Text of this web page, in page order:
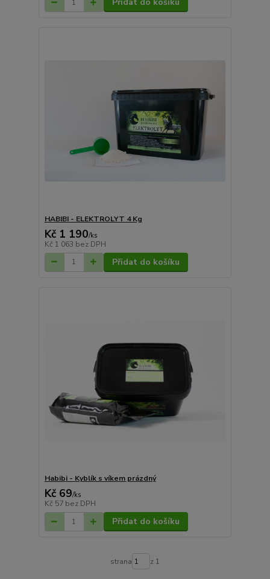
HABIBI - ELEKTROLYT 4 Kg
Kč 1 190/ks
Kč 1 063 bez DPH
Přidat do košíku
Habibi - Kyblík s víkem prázdný
Kč 69/ks
Kč 57 bez DPH
Přidat do košíku
strana z 1